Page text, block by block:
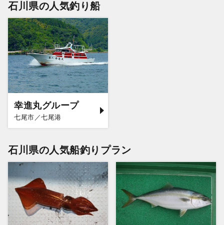
石川県の人気釣り船
幸進丸グループ
七尾市／七尾港
石川県の人気船釣りプラン